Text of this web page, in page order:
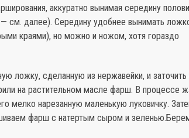
аккуратно вынимая середину
см. далее). Середину удобнее вынимать
краями), но можно и ножом, хотя гораздо
ложку, сделанную из нержавейки, и заточить
на растительном масле фарш. В процессе
мелко нарезанную маленькую луковичку.
фарш с натертым сыром и